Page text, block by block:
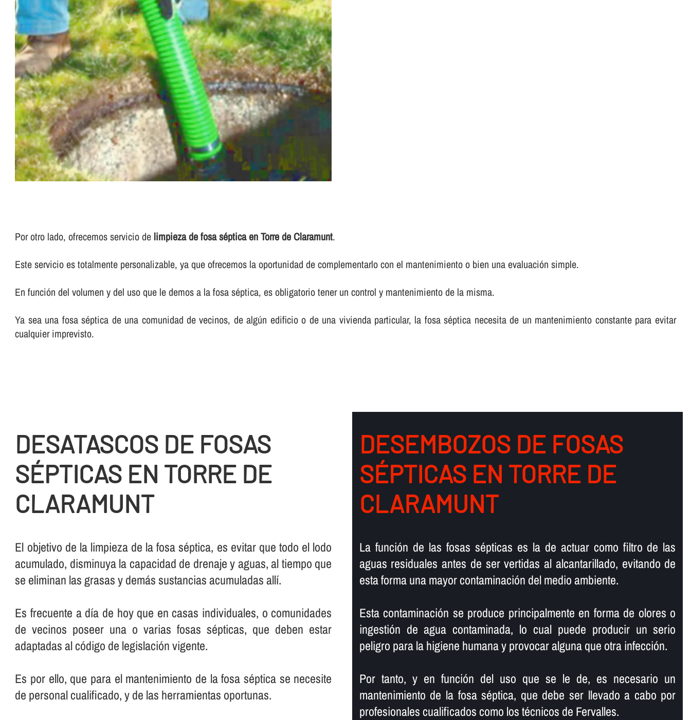
Por otro lado, ofrecemos servicio de limpieza de fosa séptica en Torre de Claramunt.
Este servicio es totalmente personalizable, ya que ofrecemos la oportunidad de complementarlo con el mantenimiento o bien una evaluación simple.
En función del volumen y del uso que le demos a la fosa séptica, es obligatorio tener un control y mantenimiento de la misma.
Ya sea una fosa séptica de una comunidad de vecinos, de algún edificio o de una vivienda particular, la fosa séptica necesita de un mantenimiento constante para evitar
cualquier imprevisto.
DESATASCOS DE FOSAS
SÉPTICAS EN TORRE DE
CLARAMUNT
El objetivo de la limpieza de la fosa séptica, es evitar que todo el lodo
acumulado, disminuya la capacidad de drenaje y aguas, al tiempo que
se eliminan las grasas y demás sustancias acumuladas allí­.
Es frecuente a dí­a de hoy que en casas individuales, o comunidades
de vecinos poseer una o varias fosas sépticas, que deben estar
adaptadas al código de legislación vigente.
Es por ello, que para el mantenimiento de la fosa séptica se necesite
de personal cualificado, y de las herramientas oportunas.
DESEMBOZOS DE FOSAS
SÉPTICAS EN TORRE DE
CLARAMUNT
La función de las fosas sépticas es la de actuar como filtro de las
aguas residuales antes de ser vertidas al alcantarillado, evitando de
esta forma una mayor contaminación del medio ambiente.
Esta contaminación se produce principalmente en forma de olores o
ingestión de agua contaminada, lo cual puede producir un serio
peligro para la higiene humana y provocar alguna que otra infección.
Por tanto, y en función del uso que se le de, es necesario un
mantenimiento de la fosa séptica, que debe ser llevado a cabo por
profesionales cualificados como los técnicos de Fervalles.